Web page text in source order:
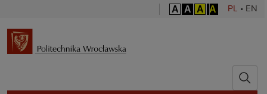
A A A A PL • EN
Politechnika